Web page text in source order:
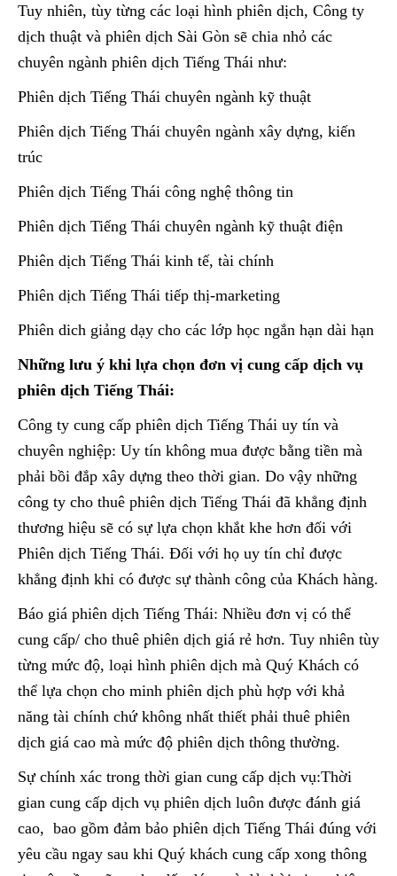
Tuy nhiên, tùy từng các loại hình phiên dịch, Công ty
dịch thuật và phiên dịch Sài Gòn sẽ chia nhỏ các
chuyên ngành phiên dịch Tiếng Thái như:
Phiên dịch Tiếng Thái chuyên ngành kỹ thuật
Phiên dịch Tiếng Thái chuyên ngành xây dựng, kiến
trúc
Phiên dịch Tiếng Thái công nghệ thông tin
Phiên dịch Tiếng Thái chuyên ngành kỹ thuật điện
Phiên dịch Tiếng Thái kinh tế, tài chính
Phiên dịch Tiếng Thái tiếp thị-marketing
Phiên dich giảng dạy cho các lớp học ngắn hạn dài hạn
Những lưu ý khi lựa chọn đơn vị cung cấp dịch vụ
phiên dịch Tiếng Thái:
Công ty cung cấp phiên dịch Tiếng Thái uy tín và
chuyên nghiệp: Uy tín không mua được bằng tiền mà
phải bồi đắp xây dựng theo thời gian. Do vậy những
công ty cho thuê phiên dịch Tiếng Thái đã khẳng định
thương hiệu sẽ có sự lựa chọn khắt khe hơn đối với
Phiên dịch Tiếng Thái. Đối với họ uy tín chỉ được
khẳng định khi có được sự thành công của Khách hàng.
Báo giá phiên dịch Tiếng Thái: Nhiều đơn vị có thể
cung cấp/ cho thuê phiên dịch giá rẻ hơn. Tuy nhiên tùy
từng mức độ, loại hình phiên dịch mà Quý Khách có
thể lựa chọn cho minh phiên dịch phù hợp với khả
năng tài chính chứ không nhất thiết phải thuê phiên
dịch giá cao mà mức độ phiên dịch thông thường.
Sự chính xác trong thời gian cung cấp dịch vụ:Thời
gian cung cấp dịch vụ phiên dịch luôn được đánh giá
cao, bao gồm đảm bảo phiên dịch Tiếng Thái đúng với
yêu cầu ngay sau khi Quý khách cung cấp xong thông